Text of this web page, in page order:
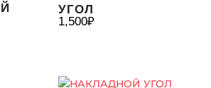
УГОЛ
1,500₽